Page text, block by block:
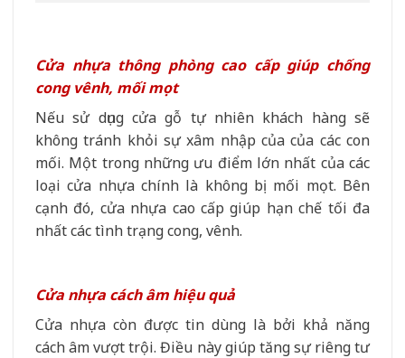
Cửa nhựa thông phòng cao cấp giúp chống
cong vênh, mối mọt
Nếu sử dụng cửa gỗ tự nhiên khách hàng sẽ
không tránh khỏi sự xâm nhập của của các con
mối. Một trong những ưu điểm lớn nhất của các
loại cửa nhựa chính là không bị mối mọt. Bên
cạnh đó, cửa nhựa cao cấp giúp hạn chế tối đa
nhất các tình trạng cong, vênh.
Cửa nhựa cách âm hiệu quả
Cửa nhựa còn được tin dùng là bởi khả năng
cách âm vượt trội. Điều này giúp tăng sự riêng tư